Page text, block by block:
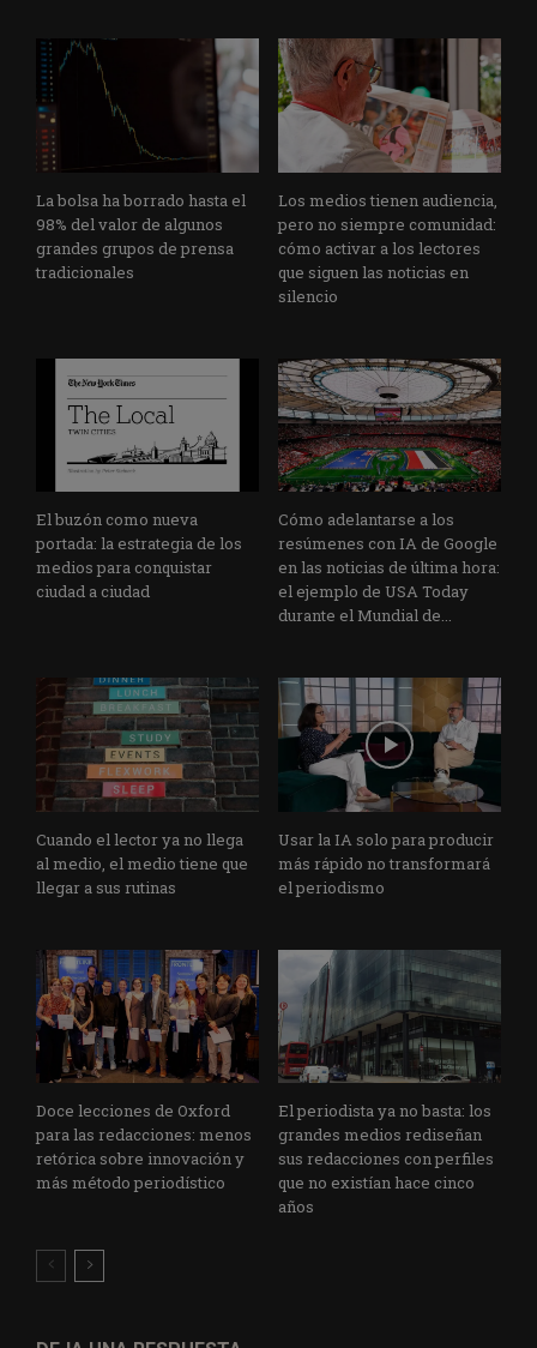
La bolsa ha borrado hasta el
98% del valor de algunos
grandes grupos de prensa
tradicionales
Los medios tienen audiencia,
pero no siempre comunidad:
cómo activar a los lectores
que siguen las noticias en
silencio
El buzón como nueva
portada: la estrategia de los
medios para conquistar
ciudad a ciudad
Cómo adelantarse a los
resúmenes con IA de Google
en las noticias de última hora:
el ejemplo de USA Today
durante el Mundial de...
Cuando el lector ya no llega
al medio, el medio tiene que
llegar a sus rutinas
Usar la IA solo para producir
más rápido no transformará
el periodismo
Doce lecciones de Oxford
para las redacciones: menos
retórica sobre innovación y
más método periodístico
El periodista ya no basta: los
grandes medios rediseñan
sus redacciones con perfiles
que no existían hace cinco
años